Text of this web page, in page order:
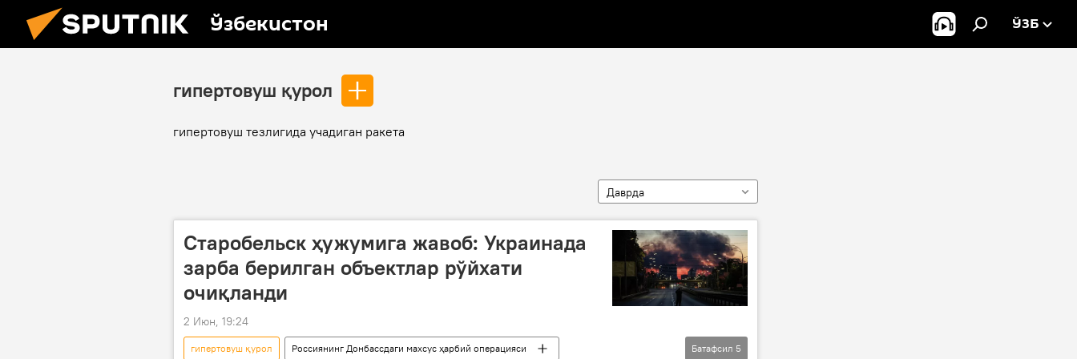
Ўзбекистон ЎЗБ
гипертовуш қурол
гипертовуш тезлигида учадиган ракета
Даврда
Старобельск ҳужумига жавоб: Украинада
зарба берилган объектлар рўйхати
очиқланди
2 Июн, 19:24
гипертовуш қурол
Россиянинг Донбассдаги махсус ҳарбий операцияси
Батафсил 5